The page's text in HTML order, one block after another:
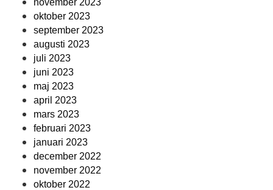
november 2023
oktober 2023
september 2023
augusti 2023
juli 2023
juni 2023
maj 2023
april 2023
mars 2023
februari 2023
januari 2023
december 2022
november 2022
oktober 2022